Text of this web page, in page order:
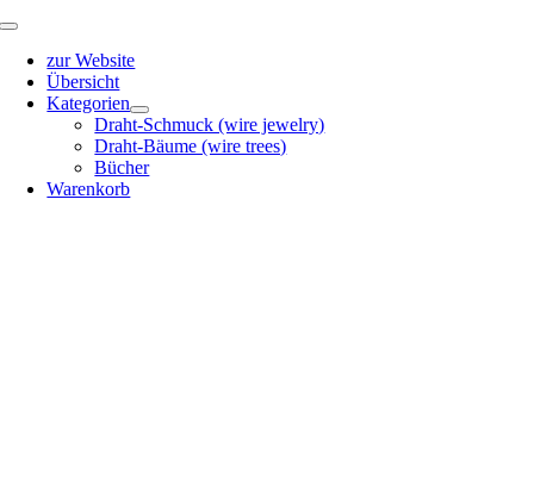
Zum
springen
Toggle
Navigationzur Website
Übersicht
Kategorien
Draht-Schmuck (wire jewelry)
Draht-Bäume (wire trees)
Bücher
Warenkorb